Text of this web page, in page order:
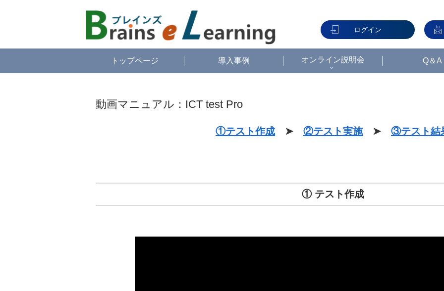
ログイン
トップページ 導入事例 オンライン説明会 Q＆A
動画マニュアル：ICT test Pro
①テスト作成 ➤ ②テスト実施➤ ③テスト結
① テスト作成